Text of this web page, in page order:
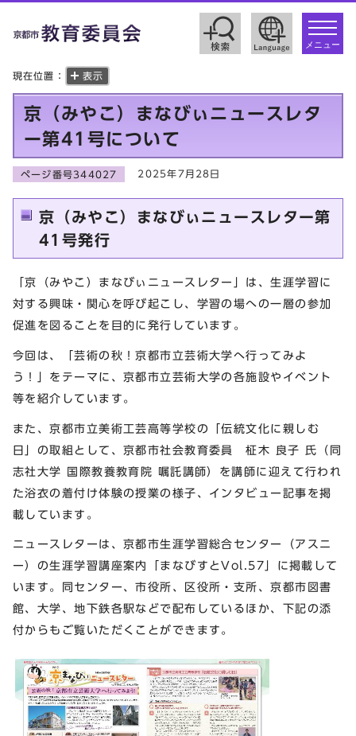
toggle
メニュー
現在位置： 表示
京（みやこ）まなびぃニュースレタ
ー第41号について
ページ番号344027 2025年7月28日
京（みやこ）まなびぃニュースレター第
41号発行
「京（みやこ）まなびぃニュースレター」は、生涯学習に
対する興味・関心を呼び起こし、学習の場への一層の参加
促進を図ることを目的に発行しています。
今回は、「芸術の秋！京都市立芸術大学へ行ってみよ
う！」をテーマに、京都市立芸術大学の各施設やイベント
等を紹介しています。
また、京都市立美術工芸高等学校の「伝統文化に親しむ
日」の取組として、京都市社会教育委員 柾木 良子 氏（同
志社大学 国際教養教育院 嘱託講師）を講師に迎えて行われ
た浴衣の着付け体験の授業の様子、インタビュー記事を掲
載しています。
ニュースレターは、京都市生涯学習総合センター（アスニ
ー）の生涯学習講座案内「まなびすとVol.57」に掲載して
います。同センター、市役所、区役所・支所、京都市図書
館、大学、地下鉄各駅などで配布しているほか、下記の添
付からもご覧いただくことができます。